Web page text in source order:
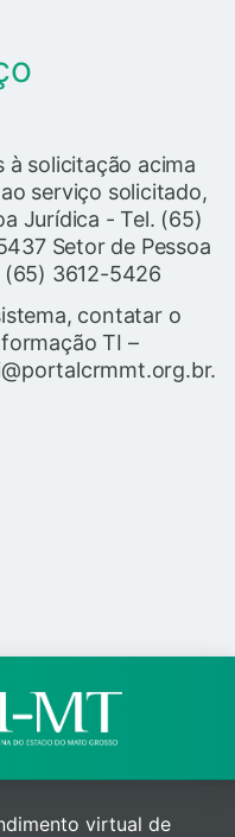
à solicitação acima
serviço solicitado,
Jurídica - Tel. (65)
Setor de Pessoa
(65) 3612-5426
contatar o
TI –
virtual de